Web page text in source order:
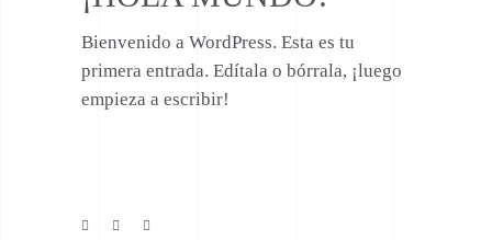
Bienvenido a WordPress. Esta es tu
primera entrada. Edítala o bórrala, ¡luego
empieza a escribir!